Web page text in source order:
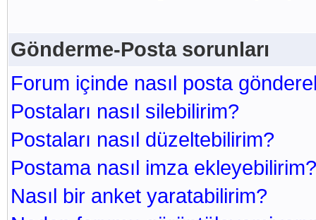
Gönderme-Posta sorunları
Forum içinde nasıl posta
Postaları nasıl silebilirim?
Postaları nasıl düzeltebilirim?
Postama nasıl imza ekleyebilirim?
Nasıl bir anket yaratabilirim?